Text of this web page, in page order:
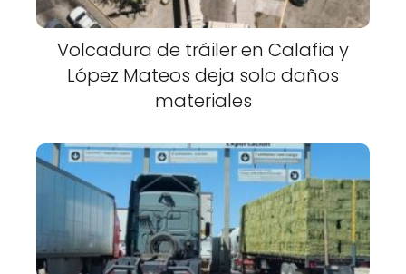
Volcadura de tráiler en Calafia y
López Mateos deja solo daños
materiales